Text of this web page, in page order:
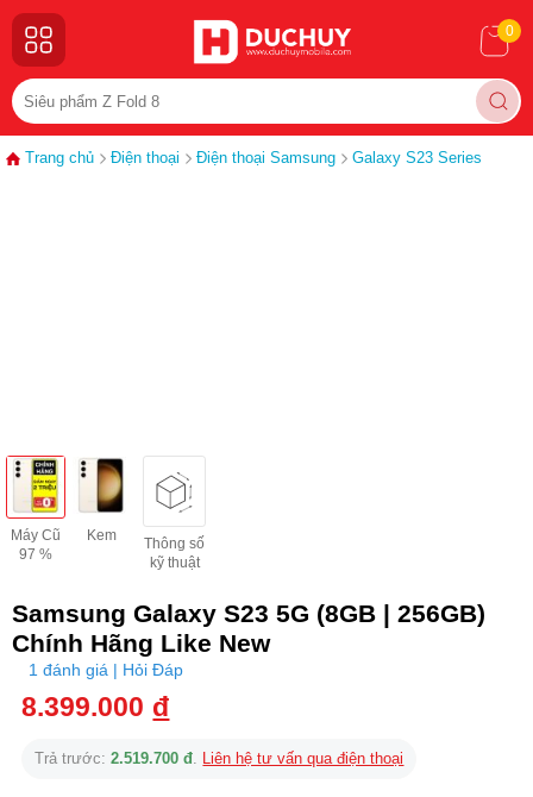
0
Trang chủ Điện thoại Điện thoại Samsung Galaxy S23 Series
Máy Cũ
97 %
Kem
Thông số
kỹ thuật
Samsung Galaxy S23 5G (8GB | 256GB)
Chính Hãng Like New
1 đánh giá | Hỏi Đáp
8.399.000 đ
Trả trước:2.519.700 đ. Liên hệ tư vấn qua điện thoại